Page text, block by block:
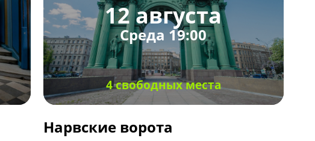
12 августа
Среда 19:00
4 свободных места
Нарвские ворота